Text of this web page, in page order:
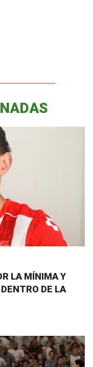
LA MÍNIMA Y
DE LA